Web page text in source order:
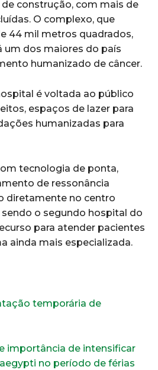
de construção, com mais de
O complexo, que
44 mil metros quadrados,
um dos maiores do país
humanizado de câncer.
é voltada ao público
espaços de lazer para
humanizadas para
tecnologia de ponta,
de ressonância
diretamente no centro
o segundo hospital do
para atender pacientes
ainda mais especializada.
temporária de
importância de intensificar
no período de férias